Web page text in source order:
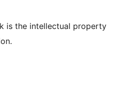
is the intellectual property